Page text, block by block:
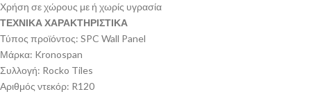
Χρήση σε χώρους με ή χωρίς υγρασία
ΤΕΧΝΙΚΑ ΧΑΡΑΚΤΗΡΙΣΤΙΚΑ
Τύπος προϊόντος: SPC Wall Panel
Μάρκα: Kronospan
Συλλογή: Rocko Tiles
Αριθμός ντεκόρ: R120